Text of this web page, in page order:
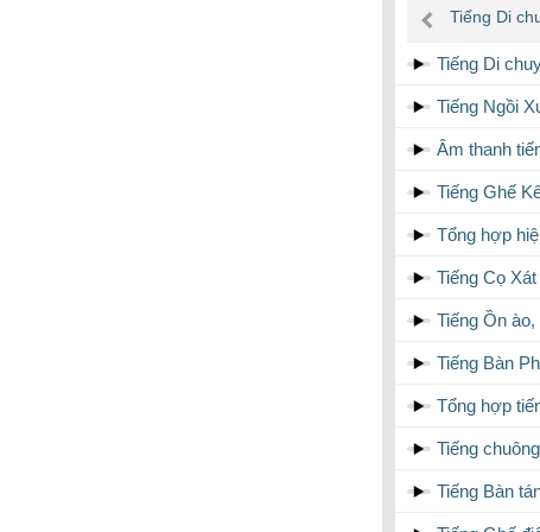
thanh
Tiếng Di
Tiếng Di
Tiếng Ngồi
Âm thanh
Tiếng Ghế
Tổng hợp
Tiếng Cọ
Tiếng Ồn
Tiếng Bàn
Tổng hợp
Tiếng
Tiếng Bàn